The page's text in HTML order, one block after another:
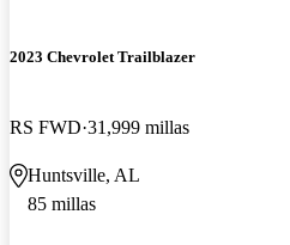
2023 Chevrolet Trailblazer
RS FWD 31,999 millas
Huntsville, AL
85 millas